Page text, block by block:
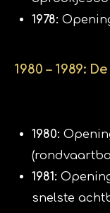
1978:
1980 – 1989:
1980:
1981:
snelste